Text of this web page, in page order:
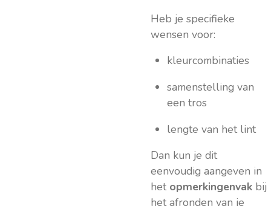
Heb je specifieke
wensen voor:
kleurcombinaties
samenstelling van
een tros
lengte van het lint
Dan kun je dit
eenvoudig aangeven in
het opmerkingenvak bij
het afronden van je